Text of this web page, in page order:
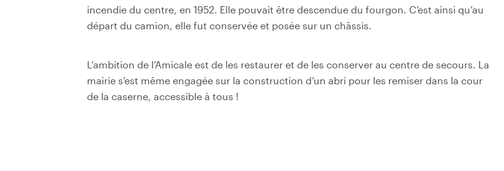
incendie du centre, en 1952. Elle pouvait être descendue du fourgon. C’est ainsi qu’au
départ du camion, elle fut conservée et posée sur un châssis.
L’ambition de l’Amicale est de les restaurer et de les conserver au centre de secours. La
mairie s’est même engagée sur la construction d’un abri pour les remiser dans la cour
de la caserne, accessible à tous !